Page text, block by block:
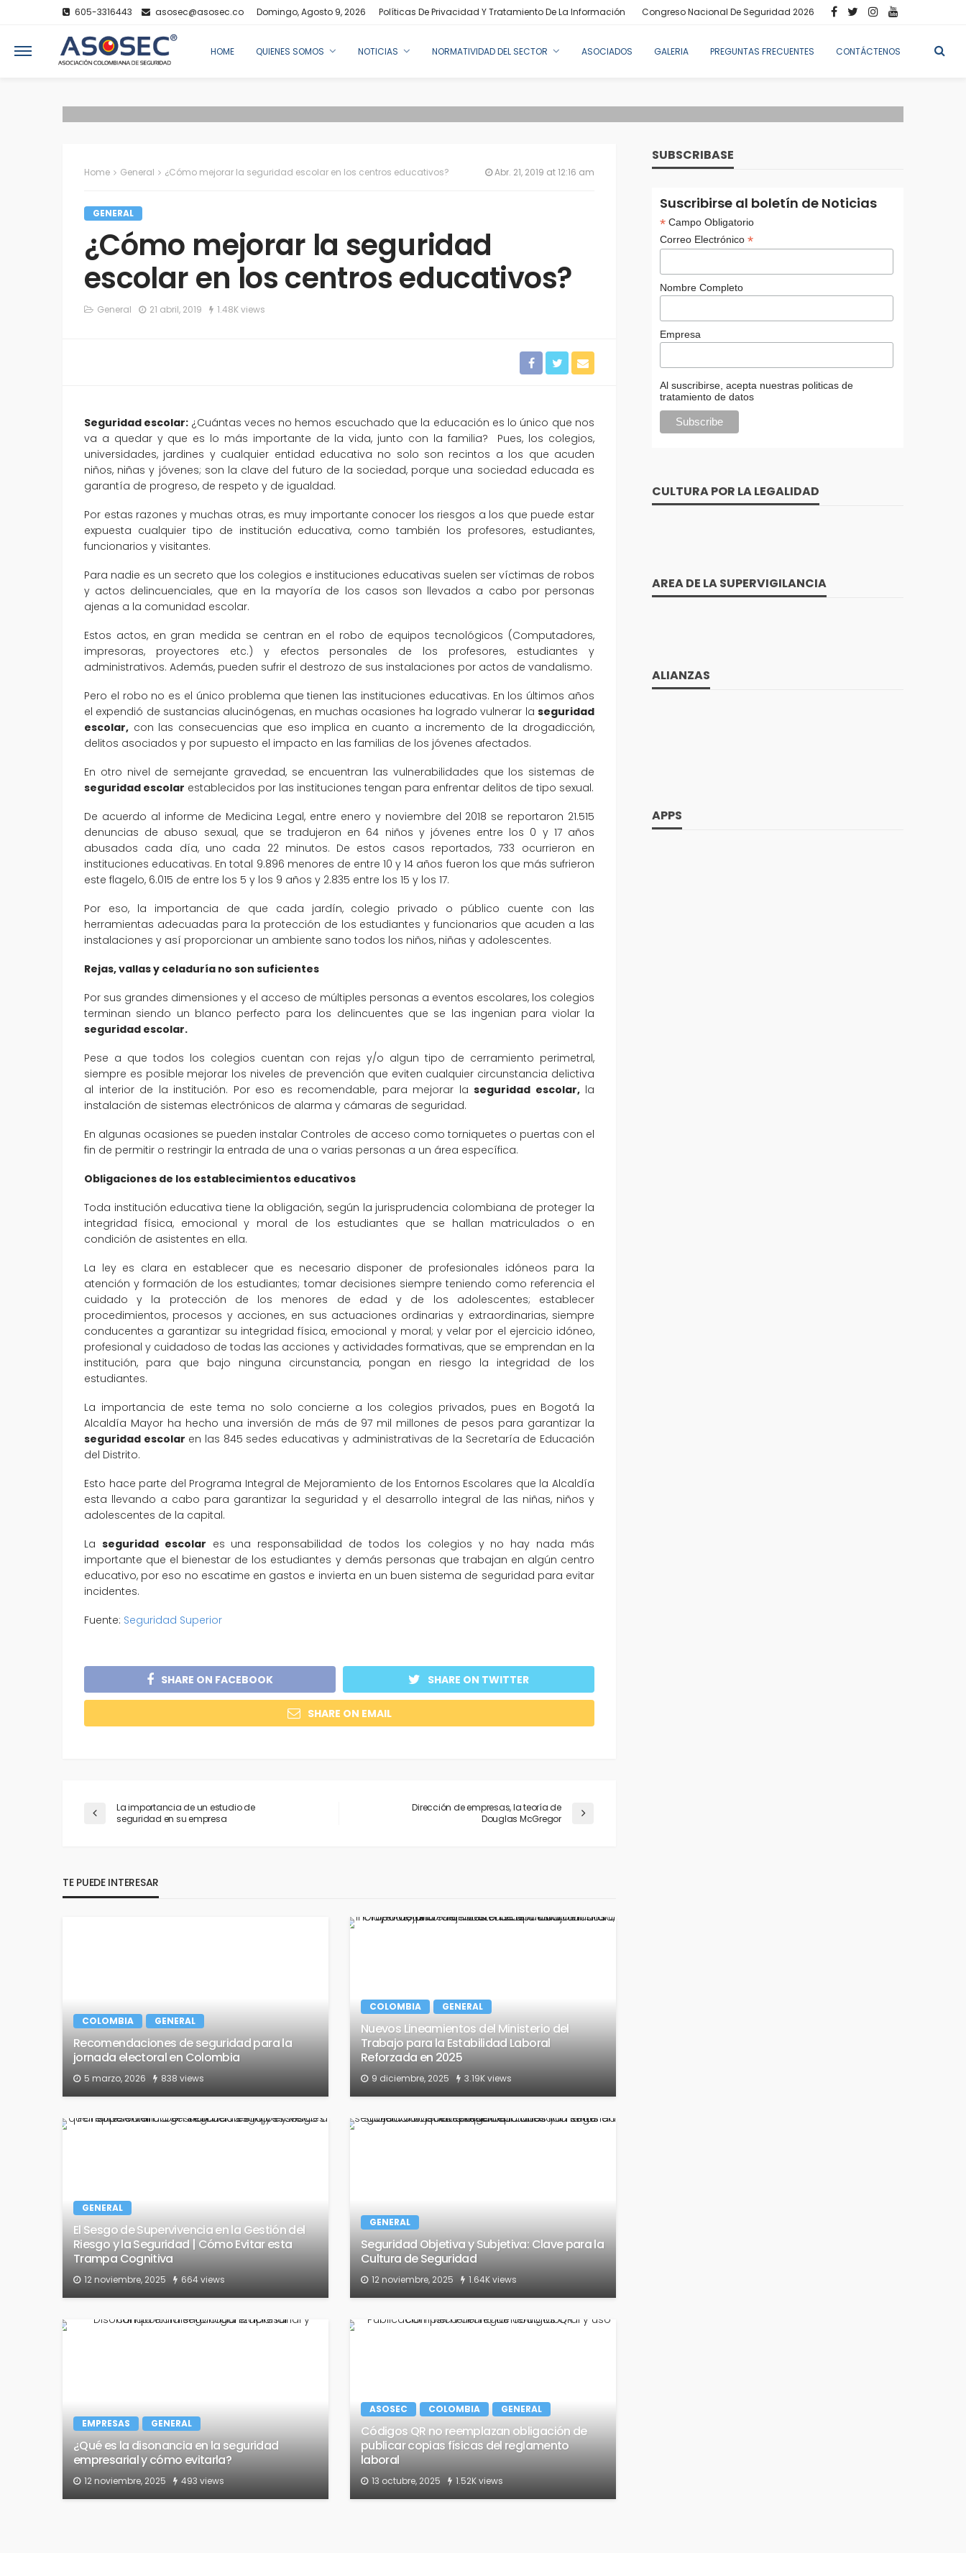
605-3316443 asosec@asosec.co Domingo, Agosto 9, 2026 Políticas De Privacidad Y Tratamiento De La Información Congreso Nacional De Seguridad 2026
HOME QUIENES SOMOS NOTICIAS NORMATIVIDAD DEL SECTOR ASOCIADOS GALERIA PREGUNTAS FRECUENTES CONTÁCTENOS
Home General ¿Cómo mejorar la seguridad escolar en los centros educativos? Abr. 21, 2019 at 12:16 am
GENERAL
¿Cómo mejorar la seguridad
escolar en los centros educativos?
General 21 abril, 2019 1.48K views
Seguridad escolar: ¿Cuántas veces no hemos escuchado que la educación es lo único que nos
va a quedar y que es lo más importante de la vida, junto con la familia? Pues, los colegios,
universidades, jardines y cualquier entidad educativa no solo son recintos a los que acuden
niños, niñas y jóvenes; son la clave del futuro de la sociedad, porque una sociedad educada es
garantía de progreso, de respeto y de igualdad.
Por estas razones y muchas otras, es muy importante conocer los riesgos a los que puede estar
expuesta cualquier tipo de institución educativa, como también los profesores, estudiantes,
funcionarios y visitantes.
Para nadie es un secreto que los colegios e instituciones educativas suelen ser víctimas de robos
y actos delincuenciales, que en la mayoría de los casos son llevados a cabo por personas
ajenas a la comunidad escolar.
Estos actos, en gran medida se centran en el robo de equipos tecnológicos (Computadores,
impresoras, proyectores etc.) y efectos personales de los profesores, estudiantes y
administrativos. Además, pueden sufrir el destrozo de sus instalaciones por actos de vandalismo.
Pero el robo no es el único problema que tienen las instituciones educativas. En los últimos años
el expendió de sustancias alucinógenas, en muchas ocasiones ha logrado vulnerar la seguridad
escolar, con las consecuencias que eso implica en cuanto a incremento de la drogadicción,
delitos asociados y por supuesto el impacto en las familias de los jóvenes afectados.
En otro nivel de semejante gravedad, se encuentran las vulnerabilidades que los sistemas de
seguridad escolar establecidos por las instituciones tengan para enfrentar delitos de tipo sexual.
De acuerdo al informe de Medicina Legal, entre enero y noviembre del 2018 se reportaron 21.515
denuncias de abuso sexual, que se tradujeron en 64 niños y jóvenes entre los 0 y 17 años
abusados cada día, uno cada 22 minutos. De estos casos reportados, 733 ocurrieron en
instituciones educativas. En total 9.896 menores de entre 10 y 14 años fueron los que más sufrieron
este flagelo, 6.015 de entre los 5 y los 9 años y 2.835 entre los 15 y los 17.
Por eso, la importancia de que cada jardín, colegio privado o público cuente con las
herramientas adecuadas para la protección de los estudiantes y funcionarios que acuden a las
instalaciones y así proporcionar un ambiente sano todos los niños, niñas y adolescentes.
Rejas, vallas y celaduría no son suficientes
Por sus grandes dimensiones y el acceso de múltiples personas a eventos escolares, los colegios
terminan siendo un blanco perfecto para los delincuentes que se las ingenian para violar la
seguridad escolar.
Pese a que todos los colegios cuentan con rejas y/o algun tipo de cerramiento perimetral,
siempre es posible mejorar los niveles de prevención que eviten cualquier circunstancia delictiva
al interior de la institución. Por eso es recomendable, para mejorar la seguridad escolar,la
instalación de sistemas electrónicos de alarma y cámaras de seguridad.
En algunas ocasiones se pueden instalar Controles de acceso como torniquetes o puertas con el
fin de permitir o restringir la entrada de una o varias personas a un área específica.
Obligaciones de los establecimientos educativos
Toda institución educativa tiene la obligación, según la jurisprudencia colombiana de proteger la
integridad física, emocional y moral de los estudiantes que se hallan matriculados o en
condición de asistentes en ella.
La ley es clara en establecer que es necesario disponer de profesionales idóneos para la
atención y formación de los estudiantes; tomar decisiones siempre teniendo como referencia el
cuidado y la protección de los menores de edad y de los adolescentes; establecer
procedimientos, procesos y acciones, en sus actuaciones ordinarias y extraordinarias, siempre
conducentes a garantizar su integridad física, emocional y moral; y velar por el ejercicio idóneo,
profesional y cuidadoso de todas las acciones y actividades formativas, que se emprendan en la
institución, para que bajo ninguna circunstancia, pongan en riesgo la integridad de los
estudiantes.
La importancia de este tema no solo concierne a los colegios privados, pues en Bogotá la
Alcaldía Mayor ha hecho una inversión de más de 97 mil millones de pesos para garantizar la
seguridad escolar en las 845 sedes educativas y administrativas de la Secretaría de Educación
del Distrito.
Esto hace parte del Programa Integral de Mejoramiento de los Entornos Escolares que la Alcaldía
esta llevando a cabo para garantizar la seguridad y el desarrollo integral de las niñas, niños y
adolescentes de la capital.
La seguridad escolar es una responsabilidad de todos los colegios y no hay nada más
importante que el bienestar de los estudiantes y demás personas que trabajan en algún centro
educativo, por eso no escatime en gastos e invierta en un buen sistema de seguridad para evitar
incidentes.
Fuente: Seguridad Superior
SHARE ON FACEBOOK SHARE ON TWITTER
SHARE ON EMAIL
La importancia de un estudio de
seguridad en su empresa
Dirección de empresas, la teoría de
Douglas McGregor
TE PUEDE INTERESAR
COLOMBIA GENERAL
Recomendaciones de seguridad para la
jornada electoral en Colombia
5 marzo, 2026 838 views
COLOMBIA GENERAL
Nuevos Lineamientos del Ministerio del
Trabajo para la Estabilidad Laboral
Reforzada en 2025
9 diciembre, 2025 3.19K views
GENERAL
El Sesgo de Supervivencia en la Gestión del
Riesgo y la Seguridad | Cómo Evitar esta
Trampa Cognitiva
12 noviembre, 2025 664 views
GENERAL
Seguridad Objetiva y Subjetiva: Clave para la
Cultura de Seguridad
12 noviembre, 2025 1.64K views
EMPRESAS GENERAL
¿Qué es la disonancia en la seguridad
empresarial y cómo evitarla?
12 noviembre, 2025 493 views
ASOSEC COLOMBIA GENERAL
Códigos QR no reemplazan obligación de
publicar copias físicas del reglamento
laboral
13 octubre, 2025 1.52K views
SUBSCRIBASE
Suscribirse al boletín de Noticias
*Campo Obligatorio
Correo Electrónico *
Nombre Completo
Empresa
Al suscribirse, acepta nuestras politicas de
tratamiento de datos
CULTURA POR LA LEGALIDAD
AREA DE LA SUPERVIGILANCIA
ALIANZAS
APPS